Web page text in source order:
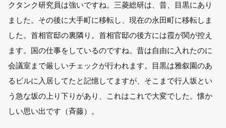
クタンク研究員は強いですね。三菱総研は、昔、目黒にあり
ました。その後に大手町に移転し、現在の永田町に移転しま
した。首相官邸の裏隣り。首相官邸の後方には霞が関が控え
ます。国の仕事をしているのですね。昔は自由に入れたのに
会議室まで厳しいチェックが行われます。目黒は雅叙園のあ
るビルに入居してたと記憶してますが、そこまで行人坂とい
う急な坂の上り下りがあり、これはこれで大変でした。懐か
しい思い出です（斉藤）。